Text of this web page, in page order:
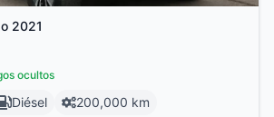
2021
ocultos
Diésel
200,000 km